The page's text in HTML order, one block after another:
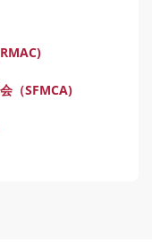
（SFMCA)